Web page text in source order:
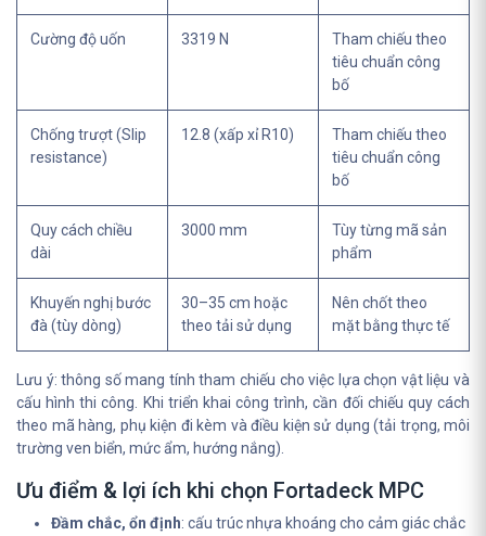
Cường độ uốn 3319 N
Tham chiếu theo
tiêu chuẩn công
bố
Chống trượt (Slip
resistance)
12.8 (xấp xỉ R10)
Tham chiếu theo
tiêu chuẩn công
bố
Quy cách chiều
dài
3000 mm
Tùy từng mã sản
phẩm
Khuyến nghị bước
đà (tùy dòng)
30–35 cm hoặc
theo tải sử dụng
Nên chốt theo
mặt bằng thực tế
Lưu ý: thông số mang tính tham chiếu cho việc lựa chọn vật liệu và
cấu hình thi công. Khi triển khai công trình, cần đối chiếu quy cách
theo mã hàng, phụ kiện đi kèm và điều kiện sử dụng (tải trọng, môi
trường ven biển, mức ẩm, hướng nắng).
Ưu điểm & lợi ích khi chọn Fortadeck MPC
Đầm chắc, ổn định: cấu trúc nhựa khoáng cho cảm giác chắc